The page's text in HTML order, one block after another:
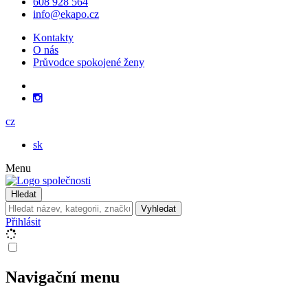
info@ekapo.cz
Kontakty
O nás
Průvodce spokojené ženy
cz
sk
Menu
Hledat
Vyhledat
Přihlásit
Navigační menu